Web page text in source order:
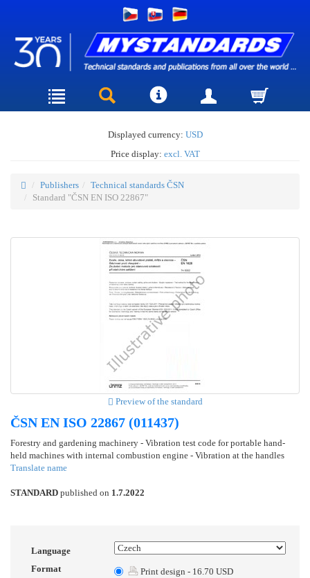
Displayed currency: USD
Price display: excl. VAT
Publishers
Technical standards ČSN
Standard "ČSN EN ISO 22867"
Preview of the standard
ČSN EN ISO 22867 (011437)
Forestry and gardening machinery - Vibration test code for portable hand-
held machines with internal combustion engine - Vibration at the handles
Translate name
STANDARD published on 1.7.2022
Language
Format
Print design - 16.70 USD